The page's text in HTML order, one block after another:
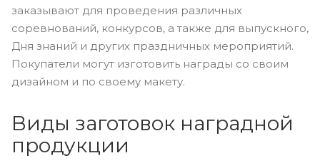
заказывают для проведения различных
соревнований, конкурсов, а также для выпускного,
Дня знаний и других праздничных мероприятий.
Покупатели могут изготовить награды со своим
дизайном и по своему макету.
Виды заготовок наградной
продукции